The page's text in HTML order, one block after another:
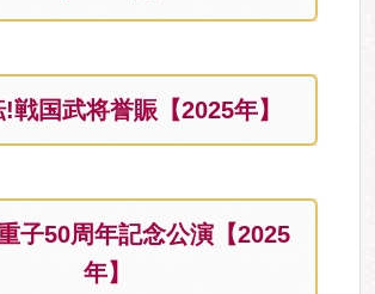
戦国武将誉賑【2025年】
子50周年記念公演【2025
年】